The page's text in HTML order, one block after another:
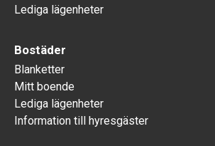
Lediga lägenheter
Bostäder
Blanketter
Mitt boende
Lediga lägenheter
Information till hyresgäster